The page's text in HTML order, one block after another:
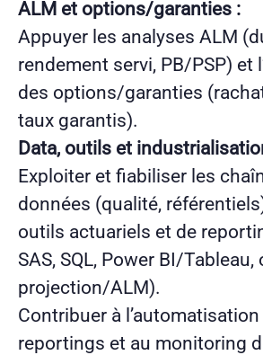
ALM et options/garanties :
Appuyer les analyses ALM
rendement servi, PB/PSP) et
des options/garanties
taux garantis).
Data, outils et
Exploiter et fiabiliser les
données (qualité,
outils actuariels et de
SAS, SQL, Power BI/
projection/ALM).
Contribuer à
reportings et au monitoring